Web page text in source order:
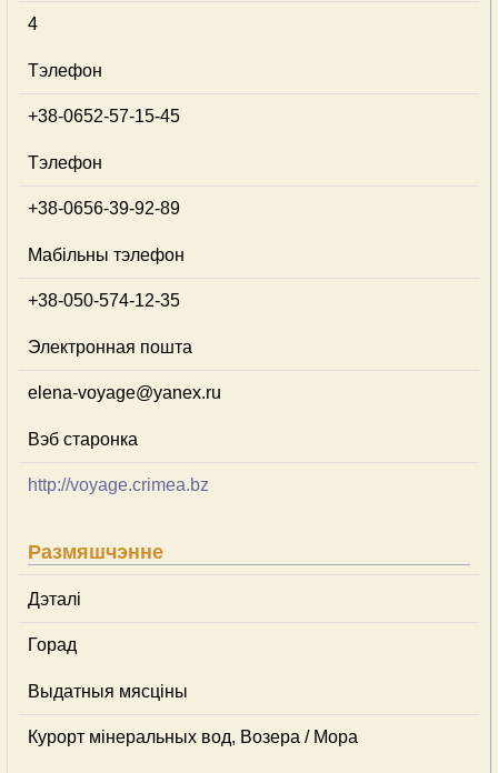
4
Тэлефон
+38-0652-57-15-45
Тэлефон
+38-0656-39-92-89
Мабільны тэлефон
+38-050-574-12-35
Электронная пошта
elena-voyage@yanex.ru
Вэб старонка
http://voyage.crimea.bz
Размяшчэнне
Дэталі
Горад
Выдатныя мясціны
Курорт мінеральных вод, Возера / Мора